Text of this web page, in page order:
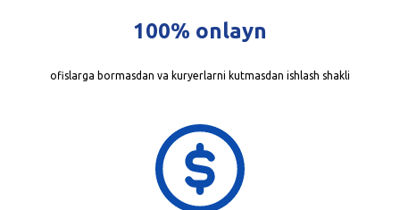
100% onlayn
ofislarga bormasdan va kuryerlarni kutmasdan ishlash shakli